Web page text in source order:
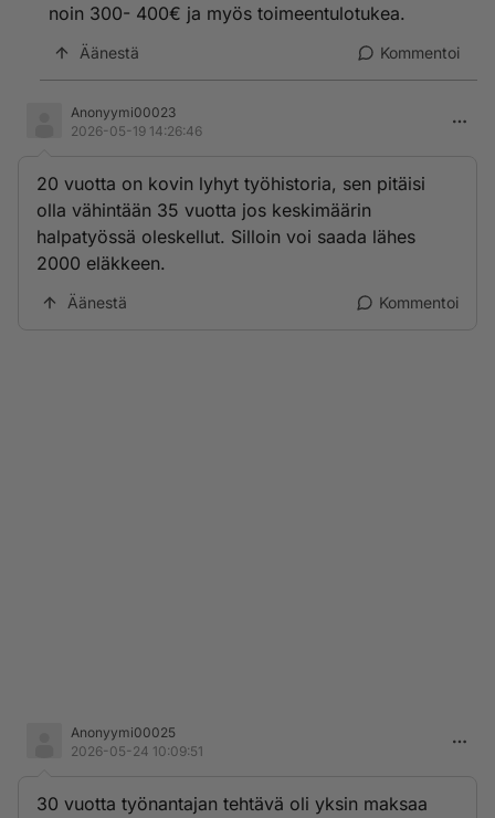
noin 300- 400€ ja myös toimeentulotukea.
Äänestä Kommentoi
Anonyymi00023
2026-05-19 14:26:46
20 vuotta on kovin lyhyt työhistoria, sen pitäisi
olla vähintään 35 vuotta jos keskimäärin
halpatyössä oleskellut. Silloin voi saada lähes
2000 eläkkeen.
Äänestä Kommentoi
Anonyymi00025
2026-05-24 10:09:51
30 vuotta työnantajan tehtävä oli yksin maksaa